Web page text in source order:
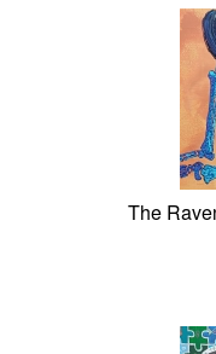
The